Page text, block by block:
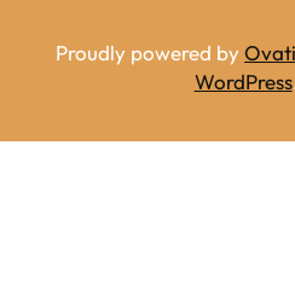
Proudly powered by
WordPress